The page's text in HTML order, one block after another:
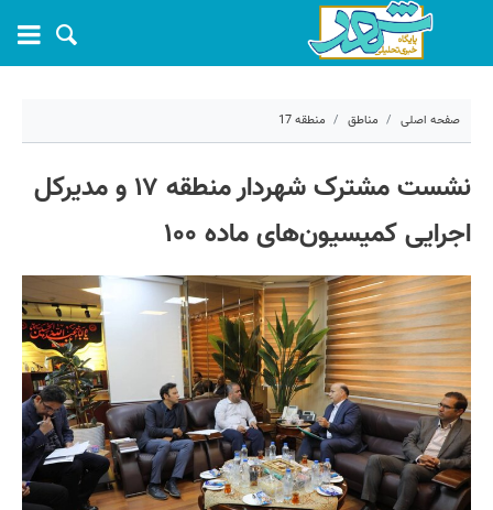
صفحه اصلی مناطق منطقه 17
نشست مشترک شهردار منطقه ۱۷ و مدیرکل
اجرایی کمیسیون‌های ماده ۱۰۰